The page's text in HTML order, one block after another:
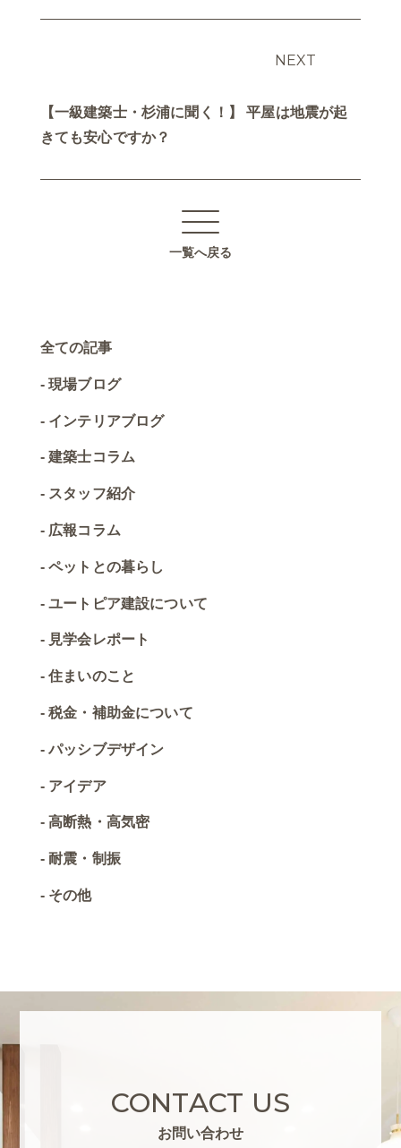
NEXT
【一級建築士・杉浦に聞く！】 平屋は地震が起
きても安心ですか？
一覧へ戻る
全ての記事
現場ブログ
インテリアブログ
建築士コラム
スタッフ紹介
広報コラム
ペットとの暮らし
ユートピア建設について
見学会レポート
住まいのこと
税金・補助金について
パッシブデザイン
アイデア
高断熱・高気密
耐震・制振
その他
CONTACT US
お問い合わせ